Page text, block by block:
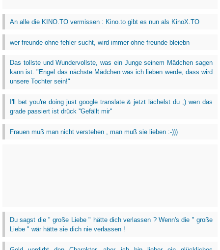
An alle die KINO.TO vermissen : Kino.to gibt es nun als KinoX.TO
wer freunde ohne fehler sucht, wird immer ohne freunde bleiebn
Das tollste und Wundervollste, was ein Junge seinem Mädchen sagen
kann ist. "Engel das nächste Mädchen was ich lieben werde, dass wird
unsere Tochter sein!"
I'll bet you're doing just google translate & jetzt lächelst du ;) wen das
grade passiert ist drück ''Gefällt mir''
Frauen muß man nicht verstehen , man muß sie lieben :-)))
Du sagst die " große Liebe " hätte dich verlassen ? Wenn's die " große
Liebe " wär hätte sie dich nie verlassen !